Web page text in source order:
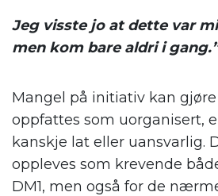
Jeg visste jo at dette var
men kom bare aldri i gang.”
Mangel på initiativ kan
oppfattes som uorganisert,
kanskje lat eller uansvarlig.
oppleves som krevende
DM1, men også for de